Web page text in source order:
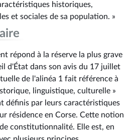
historiques,
et sociales de sa population. »
répond à la réserve la plus grave
d'État dans son avis du 17 juillet
de l'alinéa 1 fait référence à
linguistique, culturelle »
définis par leurs caractéristiques
résidence en Corse. Cette notion
constitutionnalité. Elle est, en